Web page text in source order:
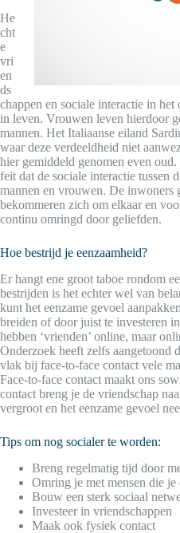
He
cht
e
vri
en
ds
chappen en sociale interactie in
in leven. Vrouwen leven hierdoor
mannen. Het Italiaanse eiland
waar deze verdeeldheid niet
hier gemiddeld genomen even
feit dat de sociale interactie tussen
mannen en vrouwen. De inwoners
bekommeren zich om elkaar en
continu omringd door geliefden.
Hoe bestrijd je eenzaamheid?
Er hangt ene groot taboe rondom
bestrijden is het echter wel van
kunt het eenzame gevoel
breiden of door juist te investeren
hebben ‘vrienden’ online, maar
Onderzoek heeft zelfs aangetoond
vlak bij face-to-face contact vele
Face-to-face contact maakt ons
contact breng je de vriendschap
vergroot en het eenzame gevoel
Tips om nog socialer te worden:
Breng regelmatig tijd door
Omring je met mensen die je
Bouw een sterk sociaal
Investeer in vriendschappen
Maak ook fysiek contact